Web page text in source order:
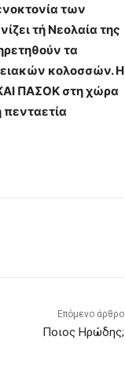
των
τή Νεολαία της
τα
κολοσσών. Η
ΠΑΣΟΚ στη χώρα
Επόμενο άρθρο
Ποιος Ηρώδης;